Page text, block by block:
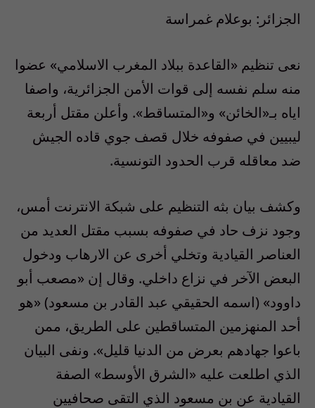
الجزائر: بوعلام غمراسة
نعى تنظيم «القاعدة ببلاد المغرب الاسلامي» عضوا
منه سلم نفسه إلى قوات الأمن الجزائرية، واصفا
اياه بـ«الخائن» و«المتساقط». وأعلن مقتل أربعة
ليبيين في صفوفه خلال قصف جوي قاده الجيش
ضد معاقله قرب الحدود التونسية.
وكشف بيان بثه التنظيم على شبكة الانترنت أمس،
وجود نزف حاد في صفوفه بسبب مقتل العديد من
العناصر القيادية وتخلي أخرى عن الارهاب ودخول
البعض الآخر في نزاع داخلي. وقال إن «مصعب أبو
داوود» (اسمه الحقيقي عبد القادر بن مسعود) «هو
أحد المنهزمين المتساقطين على الطريق، ممن
باعوا جهادهم بعرض من الدنيا قليل». ونفى البيان
الذي اطلعت عليه «الشرق الأوسط» الصفة
القيادية عن بن مسعود الذي التقى صحافيين